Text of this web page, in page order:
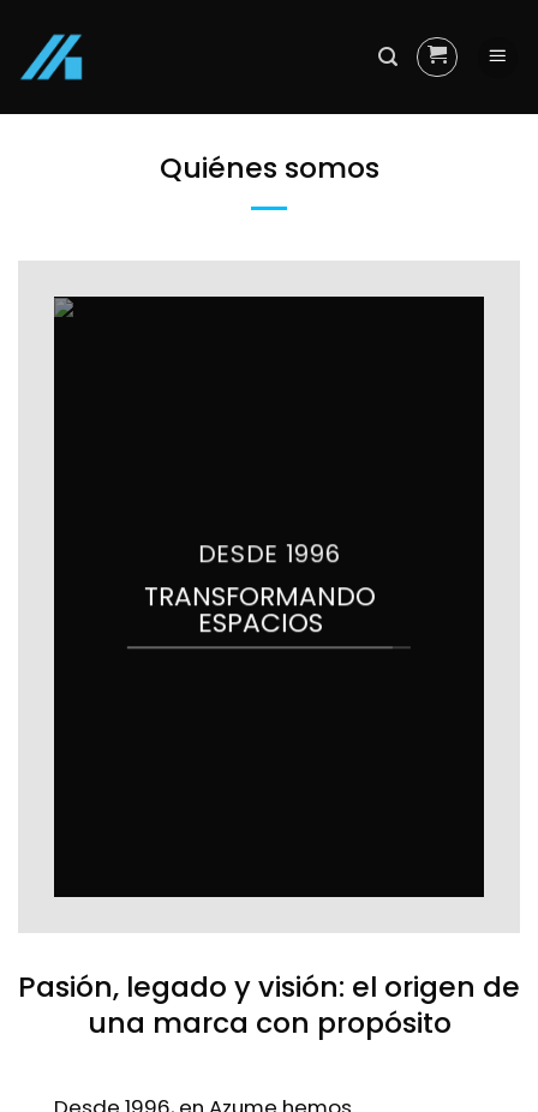
content
Quiénes somos
DESDE 1996
TRANSFORMANDO
ESPACIOS
Pasión, legado y visión: el origen de
una marca con propósito